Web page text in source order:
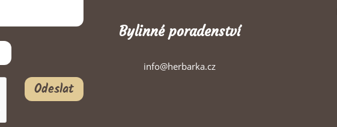
Odeslat
Bylinné poradenství
info@herbarka.cz